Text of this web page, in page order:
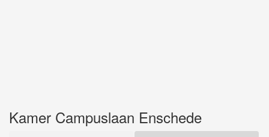
Kamer Campuslaan Enschede